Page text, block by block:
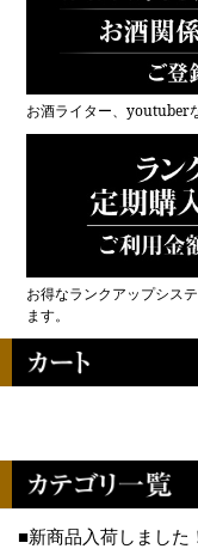
お酒ライター、youtuber
お得なランクアップシス
ます。
■新商品入荷しました